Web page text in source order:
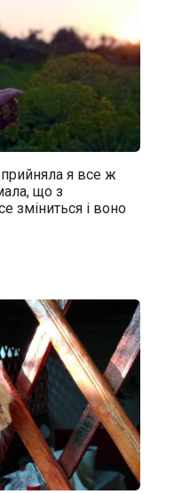
я все ж
що з
зміниться і воно